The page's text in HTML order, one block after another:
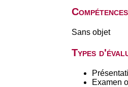
Sans objet
Types
Examen